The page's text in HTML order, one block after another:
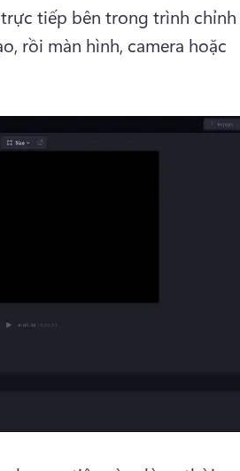
tiếp bên trong trình chỉnh
rồi màn hình, camera hoặc